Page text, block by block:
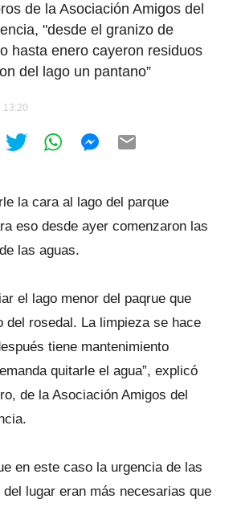
de la Asociación Amigos del
"desde el granizo de
hasta enero cayeron residuos
del lago un pantano”
13:20
la cara al lago del parque
eso desde ayer comenzaron las
las aguas.
el lago menor del paqrue que
del rosedal. La limpieza se hace
tiene mantenimiento
quitarle el agua”, explicó
de la Asociación Amigos del
en este caso la urgencia de las
lugar eran más necesarias que